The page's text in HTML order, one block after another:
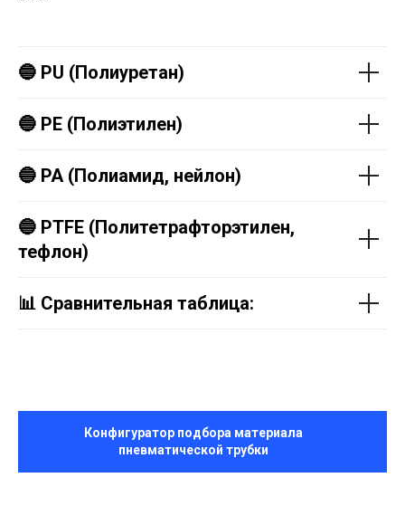
🔵 PU (Полиуретан)
🔵 PE (Полиэтилен)
🔵 PA (Полиамид, нейлон)
🔵 PTFE (Политетрафторэтилен,
тефлон)
📊 Сравнительная таблица:
Конфигуратор подбора материала
пневматической трубки